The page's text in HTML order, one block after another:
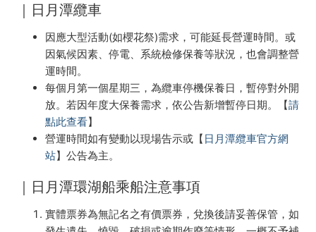
｜日月潭纜車
因應大型活動(如櫻花祭)需求，可能延長營運時間。或
因氣候因素、停電、系統檢修保養等狀況，也會調整營
運時間。
每個月第一個星期三，為纜車停機保養日，暫停對外開
放。若因年度大保養需求，依公告新增暫停日期。【請
點此查看】
營運時間如有變動以現場告示或【 日月潭纜車官方網
站】公告為主。
｜日月潭環湖船乘船注意事項
實體票券為無記名之有價票券，兌換後請妥善保管，如